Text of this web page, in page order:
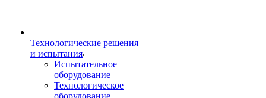
Технологические решения
и испытания
Испытательное
оборудование
Технологическое
оборудование